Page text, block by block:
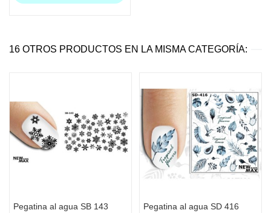
16 OTROS PRODUCTOS EN LA MISMA CATEGORÍA:
Pegatina al agua SB 143
Pegatina al agua SD 416